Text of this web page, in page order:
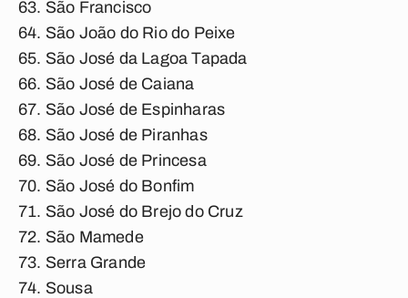
São Francisco
São João do Rio do Peixe
São José da Lagoa Tapada
São José de Caiana
São José de Espinharas
São José de Piranhas
São José de Princesa
São José do Bonfim
São José do Brejo do Cruz
São Mamede
Serra Grande
Sousa